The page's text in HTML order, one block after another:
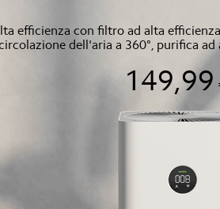
efficienza con filtro ad alta
dell'aria a 360°, purifica
149,99